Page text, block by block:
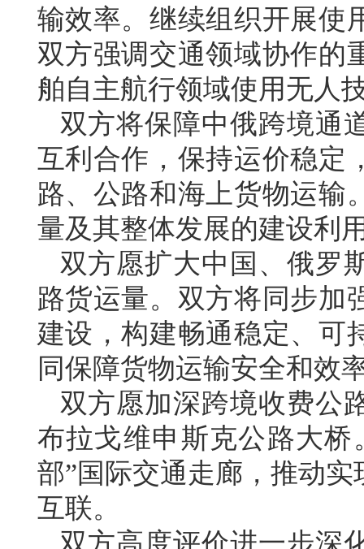
输效率。继续组织开展使
双方强调交通领域协作的
舶自主航行领域使用无人
双方将保障中俄跨境通
互利合作，保持运价稳定
路、公路和海上货物运输
量及其整体发展的建设利
双方愿扩大中国、俄罗
路货运量。双方将同步加
建设，构建畅通稳定、可
同保障货物运输安全和效
双方愿加深跨境收费公
布拉戈维申斯克公路大
部”国际交通走廊，推动
互联。
双方高度评价进一步深